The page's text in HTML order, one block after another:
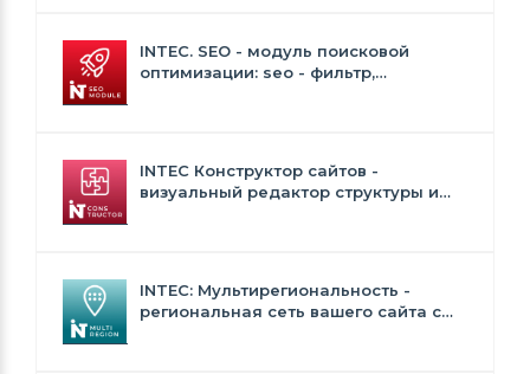
INTEC. SEO - модуль поисковой
оптимизации: seo - фильтр,
INTEC Конструктор сайтов -
визуальный редактор структуры и
INTEC: Мультирегиональность -
региональная сеть вашего сайта с